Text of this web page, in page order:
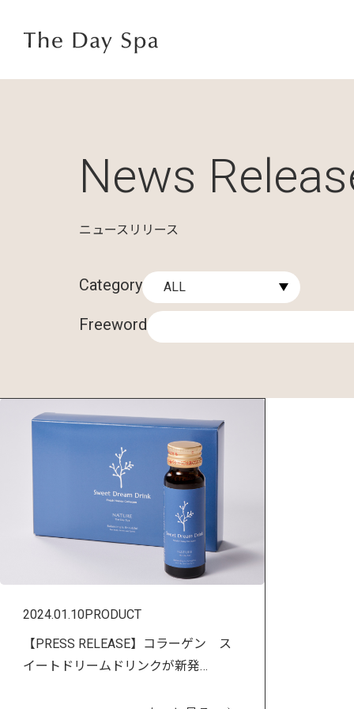
News
ニュースリリース
Category
Freeword
2024.01.10PRODUCT
【PRESS RELEASE】コラーゲン ス
イートドリームドリンクが新発